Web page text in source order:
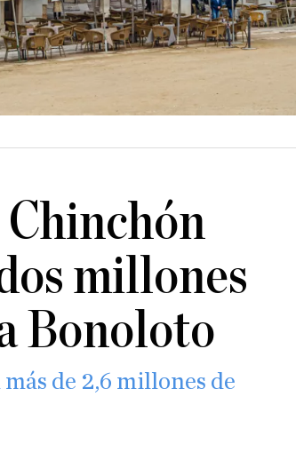
Chinchón
millones
Bonoloto
de 2,6 millones de